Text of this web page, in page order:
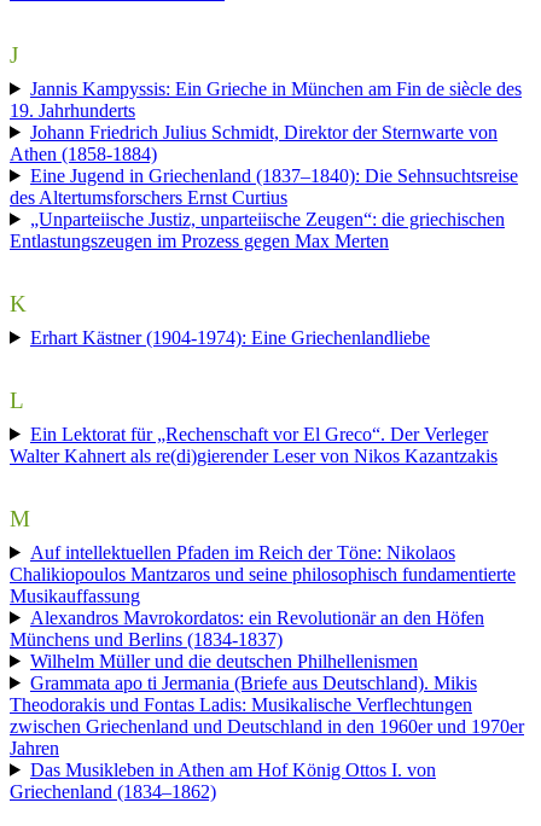
J
Jannis Kampyssis: Ein Grieche in München am Fin de siècle des
19. Jahrhunderts
Johann Friedrich Julius Schmidt, Direktor der Sternwarte von
Athen (1858-1884)
Eine Jugend in Griechenland (1837–1840): Die Sehnsuchtsreise
des Altertumsforschers Ernst Curtius
„Unparteiische Justiz, unparteiische Zeugen“: die griechischen
Entlastungszeugen im Prozess gegen Max Merten
K
Erhart Kästner (1904-1974): Eine Griechenlandliebe
L
Ein Lektorat für „Rechenschaft vor El Greco“. Der Verleger
Walter Kahnert als re(di)gierender Leser von Nikos Kazantzakis
M
Auf intellektuellen Pfaden im Reich der Töne: Nikolaos
Chalikiopoulos Mantzaros und seine philosophisch fundamentierte
Musikauffassung
Alexandros Mavrokordatos: ein Revolutionär an den Höfen
Münchens und Berlins (1834-1837)
Wilhelm Müller und die deutschen Philhellenismen
Grammata apo ti Jermania (Briefe aus Deutschland). Mikis
Theodorakis und Fontas Ladis: Musikalische Verflechtungen
zwischen Griechenland und Deutschland in den 1960er und 1970er
Jahren
Das Musikleben in Athen am Hof König Ottos I. von
Griechenland (1834–1862)